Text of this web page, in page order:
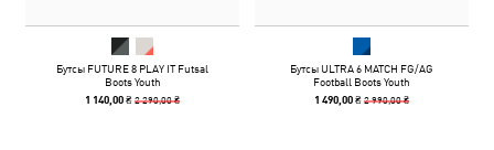
Бутсы FUTURE 8 PLAY IT Futsal
Boots Youth
1 140,00 ₴2 290,00 ₴
Бутсы ULTRA 6 MATCH FG/AG
Football Boots Youth
1 490,00 ₴2 990,00 ₴